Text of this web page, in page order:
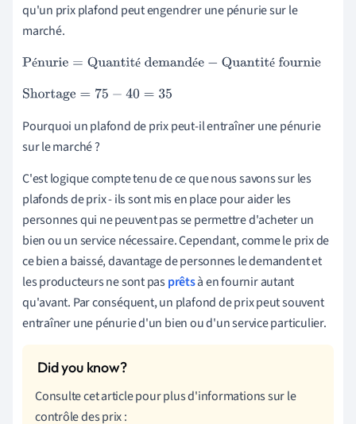
qu'un prix plafond peut engendrer une pénurie sur le
marché.
é é é é
Pénurie= Quantité demandée−Quantité fournie
Shortage= 75− 40=35
Pourquoi un plafond de prix peut-il entraîner une pénurie
sur le marché ?
C'est logique compte tenu de ce que nous savons sur les
plafonds de prix - ils sont mis en place pour aider les
personnes qui ne peuvent pas se permettre d'acheter un
bien ou un service nécessaire. Cependant, comme le prix de
ce bien a baissé, davantage de personnes le demandent et
les producteurs ne sont pasprêtsà en fournir autant
qu'avant. Par conséquent, un plafond de prix peut souvent
entraîner une pénurie d'un bien ou d'un service particulier.
Consulte cet article pour plus d'informations sur le
contrôle des prix :